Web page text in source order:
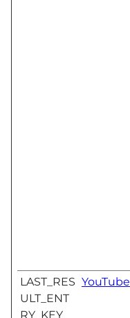
LAST_RES
ULT_ENT
RY_KEY
YouTube